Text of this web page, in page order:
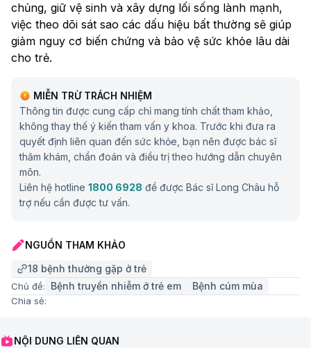
chủng, giữ vệ sinh và xây dựng lối sống lành mạnh,
việc theo dõi sát sao các dấu hiệu bất thường sẽ giúp
giảm nguy cơ biến chứng và bảo vệ sức khỏe lâu dài
cho trẻ.
MIỄN TRỪ TRÁCH NHIỆM
Thông tin được cung cấp chỉ mang tính chất tham khảo,
không thay thế ý kiến tham vấn y khoa. Trước khi đưa ra
quyết định liên quan đến sức khỏe, bạn nên được bác sĩ
thăm khám, chẩn đoán và điều trị theo hướng dẫn chuyên
môn.
Liên hệ hotline 1800 6928 để được Bác sĩ Long Châu hỗ
trợ nếu cần được tư vấn.
NGUỒN THAM KHẢO
18 bệnh thường gặp ở trẻ
Chủ đề: Bệnh truyền nhiễm ở trẻ em Bệnh cúm mùa
Chia sẻ:
NỘI DUNG LIÊN QUAN